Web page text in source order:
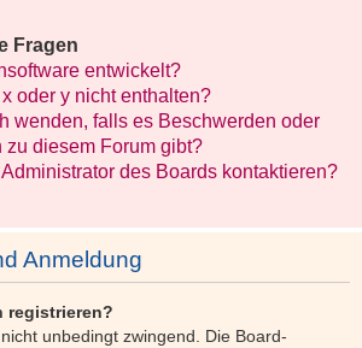
Fragen
entwickelt?
oder y nicht enthalten?
wenden, falls es Beschwerden oder
zu diesem Forum gibt?
des Boards kontaktieren?
Anmeldung
registrieren?
unbedingt zwingend. Die Board-